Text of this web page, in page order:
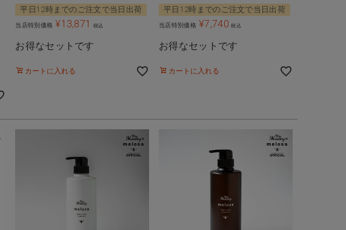
平日12時までのご注文で当日出荷
当店特別価格 ¥13,871 税込
お得なセットです
カートに入れる
平日12時までのご注文で当日出荷
当店特別価格 ¥7,740 税込
お得なセットです
カートに入れる